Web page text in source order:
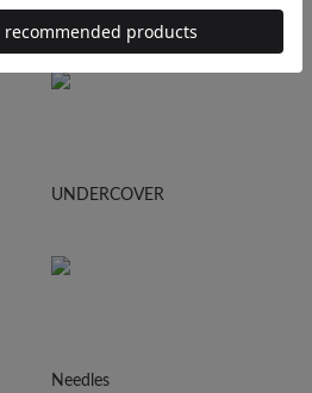
Maison MIHARA YASUHIRO
UNDERCOVER
Needles